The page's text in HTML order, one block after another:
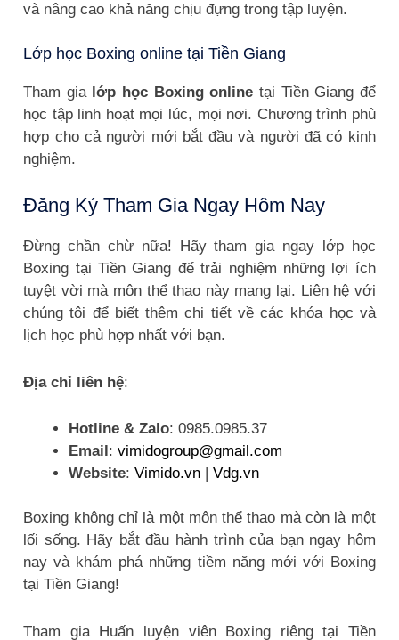
và nâng cao khả năng chịu đựng trong tập luyện.
Lớp học Boxing online tại Tiền Giang
Tham gia lớp học Boxing online tại Tiền Giang để
học tập linh hoạt mọi lúc, mọi nơi. Chương trình phù
hợp cho cả người mới bắt đầu và người đã có kinh
nghiệm.
Đăng Ký Tham Gia Ngay Hôm Nay
Đừng chần chừ nữa! Hãy tham gia ngay lớp học
Boxing tại Tiền Giang để trải nghiệm những lợi ích
tuyệt vời mà môn thể thao này mang lại. Liên hệ với
chúng tôi để biết thêm chi tiết về các khóa học và
lịch học phù hợp nhất với bạn.
Địa chỉ liên hệ:
Hotline & Zalo: 0985.0985.37
Email:vimidogroup@gmail.com
Website:Vimido.vn |Vdg.vn
Boxing không chỉ là một môn thể thao mà còn là một
lối sống. Hãy bắt đầu hành trình của bạn ngay hôm
nay và khám phá những tiềm năng mới với Boxing
tại Tiền Giang!
Tham gia Huấn luyện viên Boxing riêng tại Tiền